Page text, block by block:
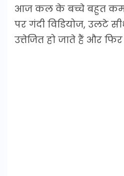
आज कल के बच्चे बहुत कम
पर गंदी विडियोज, उलटे
उत्तेजित हो जाते हैं और